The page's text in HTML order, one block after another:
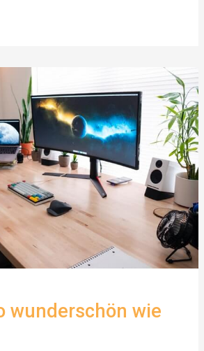
wunderschön wie